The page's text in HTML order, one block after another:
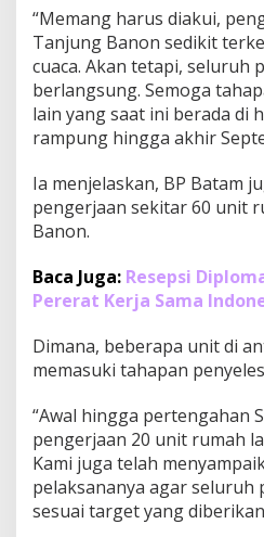
u
T
a
n
j
u
n
g
a
n
“Memang harus diakui,
Tanjung Banon sedikit
cuaca. Akan tetapi, seluruh
berlangsung. Semoga
lain yang saat ini berada di
rampung hingga akhir
Ia menjelaskan, BP Batam
pengerjaan sekitar 60 unit
Banon.
Baca Juga: Resepsi
Pererat Kerja Sama
Dimana, beberapa unit di
memasuki tahapan
“Awal hingga pertengahan
pengerjaan 20 unit rumah
Kami juga telah
pelaksananya agar seluruh
sesuai target yang